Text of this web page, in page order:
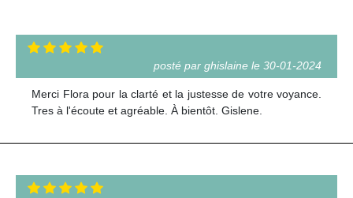
posté par ghislaine le 30-01-2024
Merci Flora pour la clarté et la justesse de votre voyance.
Tres à l'écoute et agréable. À bientôt. Gislene.